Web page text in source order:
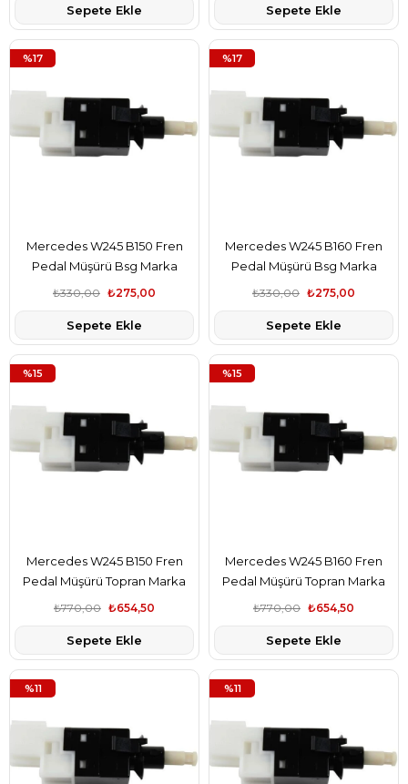
Sepete Ekle Sepete Ekle
Mercedes W245 B150 Fren
Pedal Müşürü Bsg Marka
A0015456709
₺275,00
₺330,00
Sepete Ekle
%17
Mercedes W245 B160 Fren
Pedal Müşürü Bsg Marka
A0015456709
₺275,00
₺330,00
Sepete Ekle
%17
Mercedes W245 B150 Fren
Pedal Müşürü Topran Marka
A0015456709
₺654,50
₺770,00
Sepete Ekle
%15
Mercedes W245 B160 Fren
Pedal Müşürü Topran Marka
A0015456709
₺654,50
₺770,00
Sepete Ekle
%15
%11 %11